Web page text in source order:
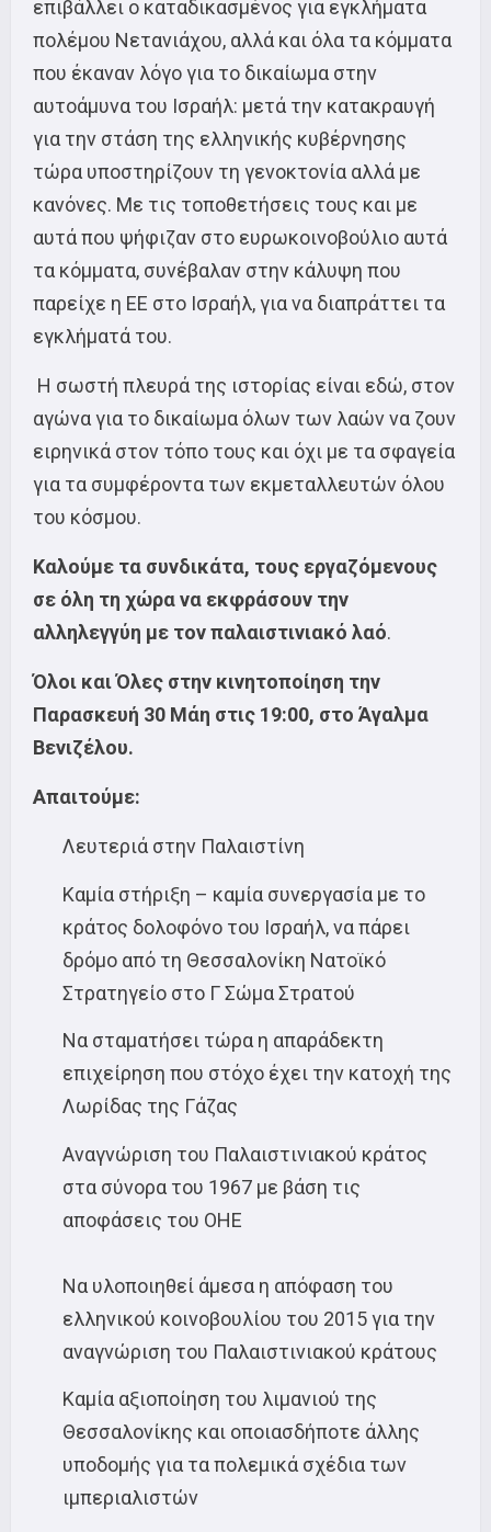
επιβάλλει ο καταδικασμένος για εγκλήματα
πολέμου Νετανιάχου, αλλά και όλα τα κόμματα
που έκαναν λόγο για το δικαίωμα στην
αυτοάμυνα του Ισραήλ: μετά την κατακραυγή
για την στάση της ελληνικής κυβέρνησης
τώρα υποστηρίζουν τη γενοκτονία αλλά με
κανόνες. Με τις τοποθετήσεις τους και με
αυτά που ψήφιζαν στο ευρωκοινοβούλιο αυτά
τα κόμματα, συνέβαλαν στην κάλυψη που
παρείχε η ΕΕ στο Ισραήλ, για να διαπράττει τα
εγκλήματά του.
Η σωστή πλευρά της ιστορίας είναι εδώ, στον
αγώνα για το δικαίωμα όλων των λαών να ζουν
ειρηνικά στον τόπο τους και όχι με τα σφαγεία
για τα συμφέροντα των εκμεταλλευτών όλου
του κόσμου.
Καλούμε τα συνδικάτα, τους εργαζόμενους
σε όλη τη χώρα να εκφράσουν την
αλληλεγγύη με τον παλαιστινιακό λαό.
Όλοι και Όλες στην κινητοποίηση την
Παρασκευή 30 Μάη στις 19:00, στο Άγαλμα
Βενιζέλου.
Απαιτούμε:
Λευτεριά στην Παλαιστίνη
Καμία στήριξη – καμία συνεργασία με το
κράτος δολοφόνο του Ισραήλ, να πάρει
δρόμο από τη Θεσσαλονίκη Νατοϊκό
Στρατηγείο στο Γ Σώμα Στρατού
Να σταματήσει τώρα η απαράδεκτη
επιχείρηση που στόχο έχει την κατοχή της
Λωρίδας της Γάζας
Αναγνώριση του Παλαιστινιακού κράτος
στα σύνορα του 1967 με βάση τις
αποφάσεις του ΟΗΕ
Να υλοποιηθεί άμεσα η απόφαση του
ελληνικού κοινοβουλίου του 2015 για την
αναγνώριση του Παλαιστινιακού κράτους
Καμία αξιοποίηση του λιμανιού της
Θεσσαλονίκης και οποιασδήποτε άλλης
υποδομής για τα πολεμικά σχέδια των
ιμπεριαλιστών